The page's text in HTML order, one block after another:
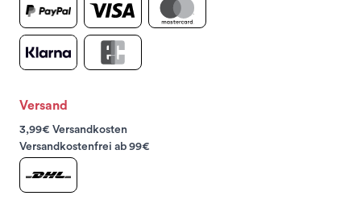
Versand
3,99€ Versandkosten
Versandkostenfrei ab 99€